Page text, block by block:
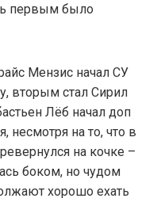
первым было
Мензис начал СУ
вторым стал Сирил
Лёб начал доп
несмотря на то, что в
на кочке –
боком, но чудом
хорошо ехать